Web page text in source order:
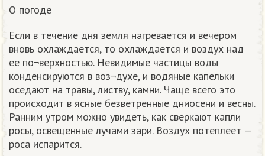
О погоде
Если в течение дня земля нагревается и вечером
вновь охлаждается, то охлаждается и воздух над
ее по¬верхностью. Невидимые частицы воды
конденсируются в воз¬духе, и водяные капельки
оседают на травы, листву, камни. Чаще всего это
происходит в ясные безветренные дниосени и весны.
Ранним утром можно увидеть, как сверкают капли
росы, освещенные лучами зари. Воздух потеплеет —
роса испарится.